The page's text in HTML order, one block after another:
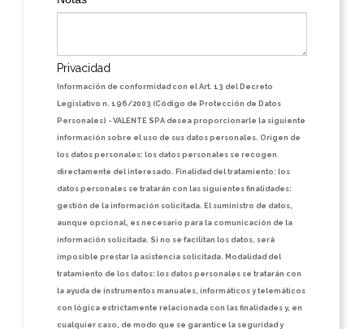
Privacidad
Información de conformidad con el Art. 13 del Decreto
Legislativo n. 196/2003 (Código de Protección de Datos
Personales) - VALENTE SPA desea proporcionarle la siguiente
información sobre el uso de sus datos personales. Origen de
los datos personales: los datos personales se recogen
directamente del interesado. Finalidad del tratamiento: los
datos personales se tratarán con las siguientes finalidades:
gestión de la información solicitada. El suministro de datos,
aunque opcional, es necesario para la comunicación de la
información solicitada. Si no se facilitan los datos, será
imposible prestar la asistencia solicitada. Modalidad del
tratamiento de los datos: los datos personales se tratarán con
la ayuda de instrumentos manuales, informáticos y telemáticos
con lógica estrictamente relacionada con las finalidades y, en
cualquier caso, de modo que se garantice la seguridad y